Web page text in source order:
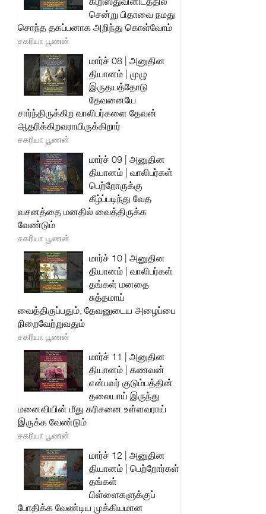
சென்று பிதாவை நமது
சொந்த தகப்பனாக அறிந்து கொள்வோம்
சகரியா பூணன்
மார்ச் 08 | அனுதின
தியானம் | முழு
இருதயத்தோடு
தேவனையே
சார்ந்திருக்கிற வாலிபர்களை தேவன்
ஆதரிக்கிறவராயிருக்கிறார்
சகரியா பூணன்
மார்ச் 09 | அனுதின
தியானம் | வாலிபர்கள்
பெற்றோருக்கு
கீழ்ப்படிந்து வேத
வசனத்தை மனதில் வைத்திருக்க
வேண்டும்
சகரியா பூணன்
மார்ச் 10 | அனுதின
தியானம் | வாலிபர்கள்
தங்கள் மனதை
சுத்தமாய்
வைத்திருப்பதும், தேவனுடைய அழைப்பை
நிறைவேற்றுவதும்
சகரியா பூணன்
மார்ச் 11 | அனுதின
தியானம் | கணவன்
என்பவர் குடும்பத்தின்
தலையாய் இருந்து
மனைவியின் மீது கரிசனை உள்ளவராய்
இருக்க வேண்டும்
சகரியா பூணன்
மார்ச் 12 | அனுதின
தியானம் | பெற்றோர்கள்
தங்கள்
பிள்ளைகளுக்குப்
போதிக்க வேண்டிய முக்கியமான